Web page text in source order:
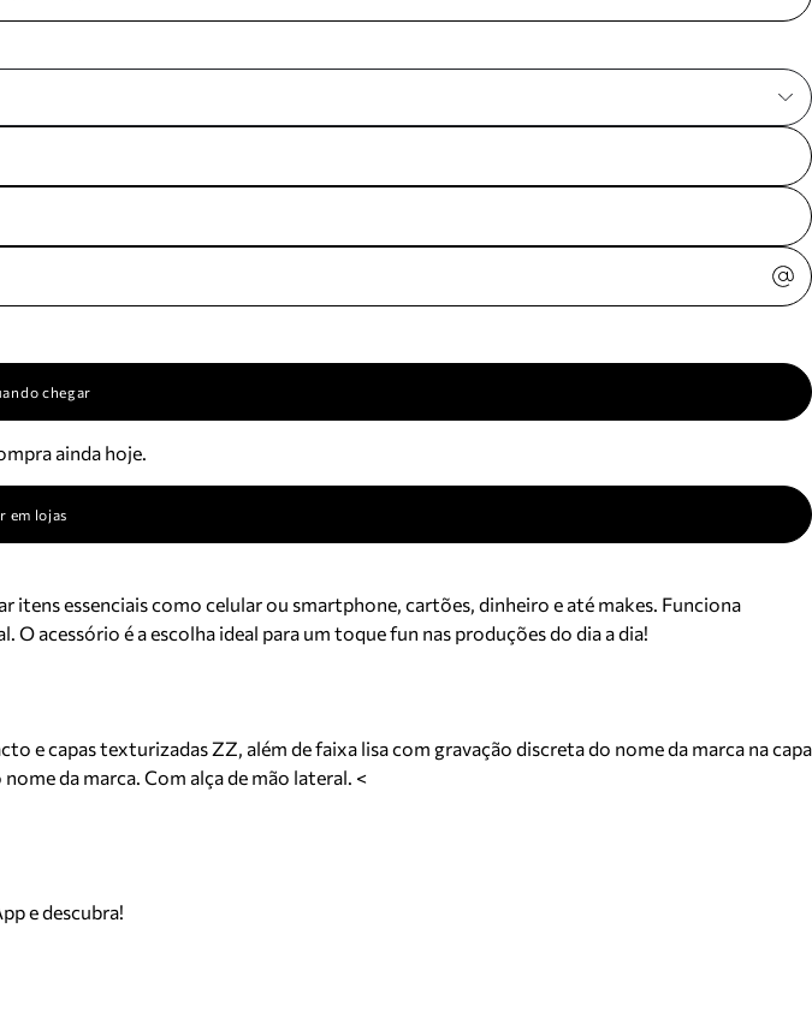
ajuda?
mais.
Acompanhe
chegar
ainda hoje.
em lojas
essenciais como celular ou smartphone, cartões, dinheiro e até makes. Funciona
acessório é a escolha ideal para um toque fun nas produções do dia a dia!
capas texturizadas ZZ, além de faixa lisa com gravação discreta do nome da marca na capa
da marca. Com alça de mão lateral. <
e descubra!